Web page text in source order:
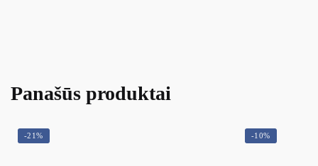
Panašūs produktai
-21% -10%